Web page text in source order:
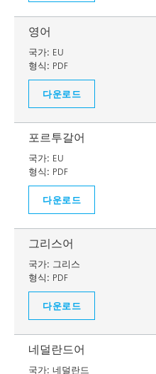
영어
국가: EU
형식: PDF
다운로드
포르투갈어
국가: EU
형식: PDF
다운로드
그리스어
국가: 그리스
형식: PDF
다운로드
네덜란드어
국가: 네덜란드